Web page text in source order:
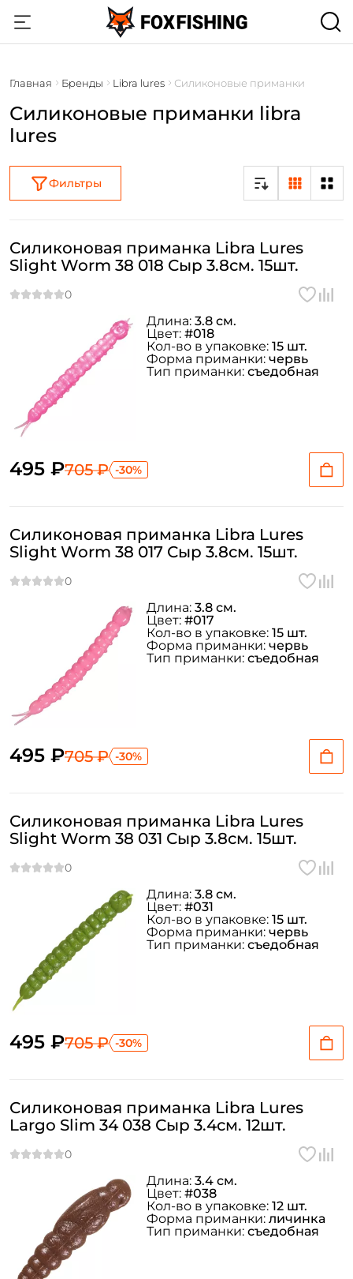
Главная Бренды Libra lures Силиконовые приманки
Силиконовые приманки libra
lures
Фильтры
Силиконовая приманка Libra Lures
Slight Worm 38 018 Сыр 3.8см. 15шт.
495 ₽705 ₽ -30%
Длина: 3.8 см.
Цвет: #018
Кол-во в упаковке: 15 шт.
Форма приманки: червь
Тип приманки: съедобная
Силиконовая приманка Libra Lures
Slight Worm 38 017 Сыр 3.8см. 15шт.
495 ₽705 ₽ -30%
Длина: 3.8 см.
Цвет: #017
Кол-во в упаковке: 15 шт.
Форма приманки: червь
Тип приманки: съедобная
Силиконовая приманка Libra Lures
Slight Worm 38 031 Сыр 3.8см. 15шт.
495 ₽705 ₽ -30%
Длина: 3.8 см.
Цвет: #031
Кол-во в упаковке: 15 шт.
Форма приманки: червь
Тип приманки: съедобная
Силиконовая приманка Libra Lures
Largo Slim 34 038 Сыр 3.4см. 12шт.
Длина: 3.4 см.
Цвет: #038
Кол-во в упаковке: 12 шт.
Форма приманки: личинка
Тип приманки: съедобная